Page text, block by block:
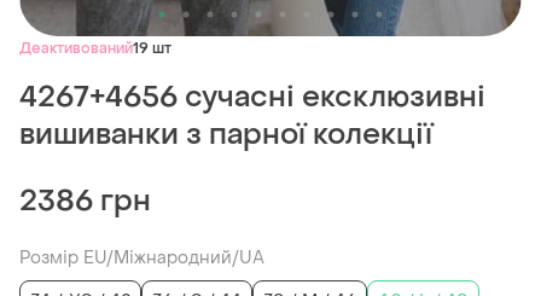
Деактивований19 шт
4267+4656 сучасні ексклюзивні
вишиванки з парної колекції
2386 грн
Розмір EU/Міжнародний/UA